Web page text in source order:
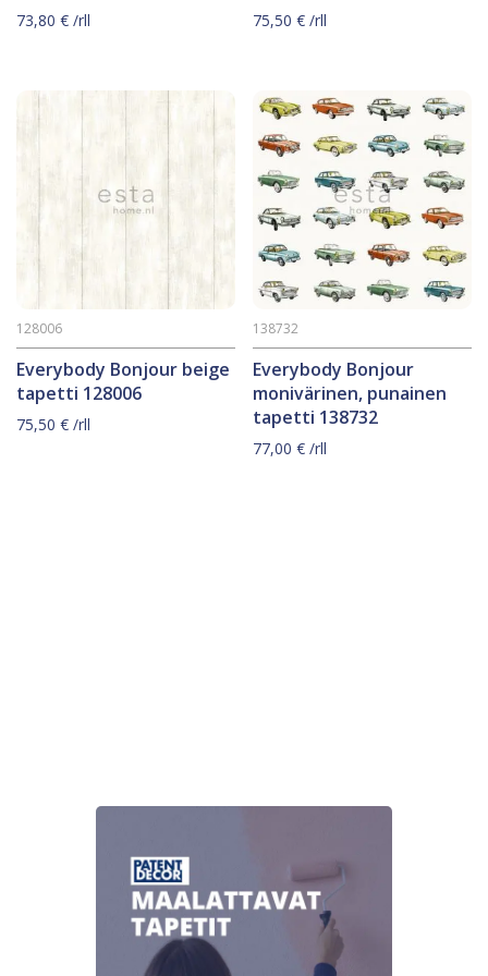
73,80 € /rll 75,50€ /rll
Everybody Bonjour beige
tapetti 128006
128006
75,50 € /rll
Everybody Bonjour
monivärinen, punainen
tapetti 138732
138732
77,00€ /rll